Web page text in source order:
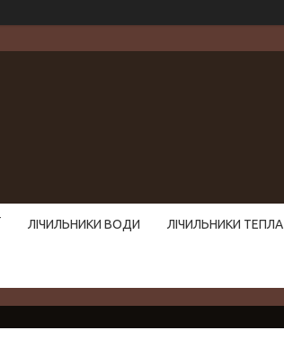
ЛІЧИЛЬНИКИ ВОДИ ЛІЧИЛЬНИКИ ТЕПЛА